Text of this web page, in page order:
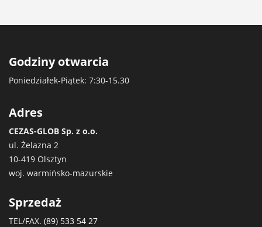
Godziny otwarcia
Poniedziałek-Piątek: 7:30-15.30
Adres
CEZAS-GLOB Sp. z o.o.
ul. Żelazna 2
10-419 Olsztyn
woj. warmińsko-mazurskie
Sprzedaż
TEL/FAX. (89) 533 54 27